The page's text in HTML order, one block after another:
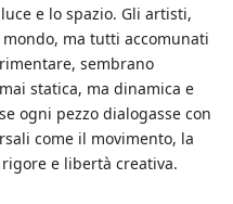
e lo spazio. Gli artisti,
ma tutti accomunati
sembrano
statica, ma dinamica e
ogni pezzo dialogasse con
come il movimento, la
e libertà creativa.